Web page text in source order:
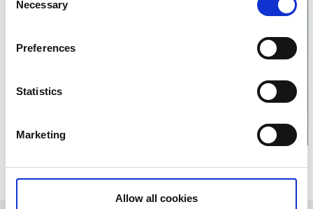
Selection
Necessary
Preferences
Statistics
Marketing
Allow all cookies
Relaterade sidor